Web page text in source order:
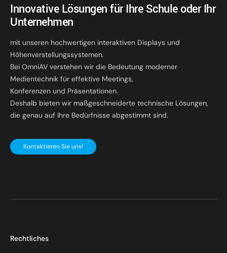
Innovative Lösungen für Ihre Schule oder Ihr
Unternehmen
mit unseren hochwertigen interaktiven Displays und
Höhenverstellungssystemen.
Bei OmniAV verstehen wir die Bedeutung moderner
Medientechnik für effektive Meetings,
Konferenzen und Präsentationen.
Deshalb bieten wir maßgeschneiderte technische Lösungen,
die genau auf Ihre Bedürfnisse abgestimmt sind.
Kontaktieren Sie uns!
Rechtliches